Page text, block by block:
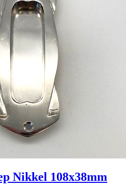
Nikkel 108x38mm